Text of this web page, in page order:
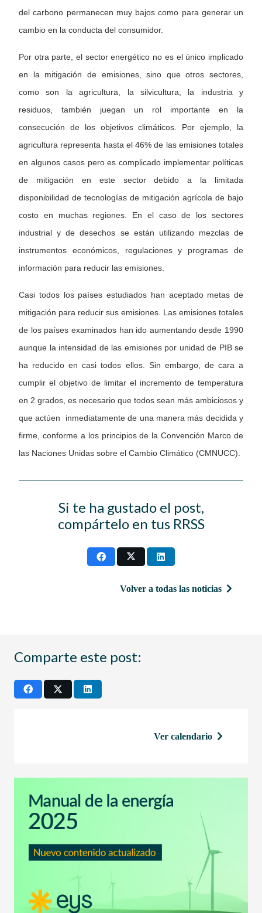
del carbono permanecen muy bajos como para generar un
cambio en la conducta del consumidor.
Por otra parte, el sector energético no es el único implicado
en la mitigación de emisiones, sino que otros sectores,
como son la agricultura, la silvicultura, la industria y
residuos, también juegan un rol importante en la
consecución de los objetivos climáticos. Por ejemplo, la
agricultura representa hasta el 46% de las emisiones totales
en algunos casos pero es complicado implementar políticas
de mitigación en este sector debido a la limitada
disponibilidad de tecnologías de mitigación agrícola de bajo
costo en muchas regiones. En el caso de los sectores
industrial y de desechos se están utilizando mezclas de
instrumentos económicos, regulaciones y programas de
información para reducir las emisiones.
Casi todos los países estudiados han aceptado metas de
mitigación para reducir sus emisiones. Las emisiones totales
de los países examinados han ido aumentando desde 1990
aunque la intensidad de las emisiones por unidad de PIB se
ha reducido en casi todos ellos. Sin embargo, de cara a
cumplir el objetivo de limitar el incremento de temperatura
en 2 grados, es necesario que todos sean más ambiciosos y
que actúen inmediatamente de una manera más decidida y
firme, conforme a los principios de la Convención Marco de
las Naciones Unidas sobre el Cambio Climático (CMNUCC).
Si te ha gustado el post,
compártelo en tus RRSS
Volver a todas las noticias
Comparte este post:
Ver calendario